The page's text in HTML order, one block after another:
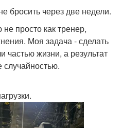
бросить через две недели.
просто как тренер,
Моя задача - сделать
частью жизни, а результат